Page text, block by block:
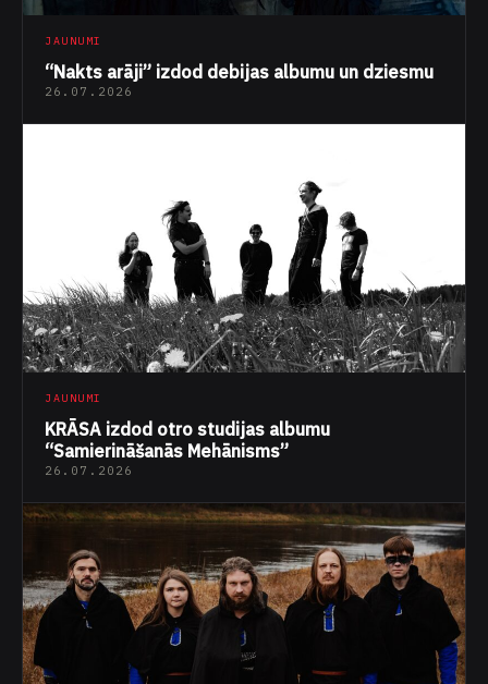
JAUNUMI
“Nakts arāji” izdod debijas albumu un dziesmu
26.07.2026
JAUNUMI
KRĀSA izdod otro studijas albumu
“Samierināšanās Mehānisms”
26.07.2026